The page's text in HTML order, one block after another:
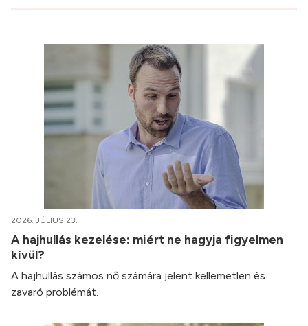
2026. JÚLIUS 23.
A hajhullás kezelése: miért ne hagyja figyelmen
kívül?
A hajhullás számos nő számára jelent kellemetlen és
zavaró problémát.